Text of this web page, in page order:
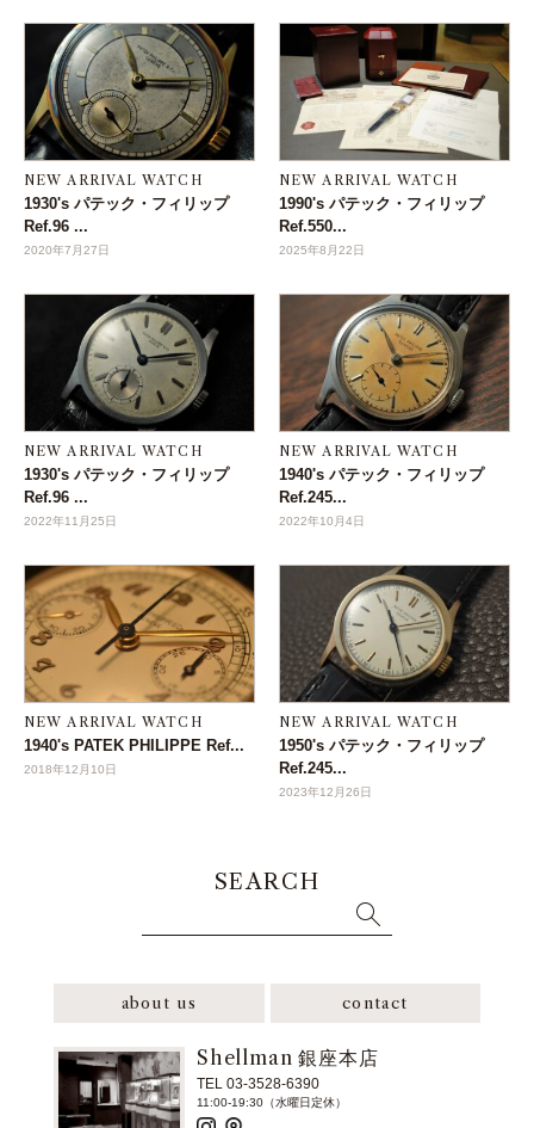
NEW ARRIVAL WATCH
1930's パテック・フィリップ
Ref.96 ...
2020年7月27日
NEW ARRIVAL WATCH
1990's パテック・フィリップ
Ref.550...
2025年8月22日
NEW ARRIVAL WATCH
1930's パテック・フィリップ
Ref.96 ...
2022年11月25日
NEW ARRIVAL WATCH
1940's パテック・フィリップ
Ref.245...
2022年10月4日
NEW ARRIVAL WATCH
1940's PATEK PHILIPPE Ref...
2018年12月10日
NEW ARRIVAL WATCH
1950's パテック・フィリップ
Ref.245...
2023年12月26日
SEARCH
about us contact
Shellman 銀座本店
TEL 03-3528-6390
11:00-19:30（水曜日定休）